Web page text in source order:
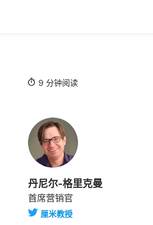
9 分钟阅读
丹尼尔-格里克曼
首席营销官
厘米教授